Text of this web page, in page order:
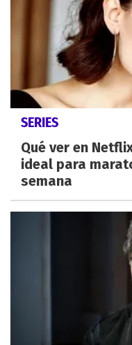
SERIES
Qué ver en
ideal para
semana